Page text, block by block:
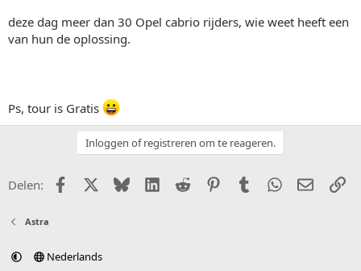
deze dag meer dan 30 Opel cabrio rijders, wie weet heeft een
van hun de oplossing.
Ps, tour is Gratis
Inloggen of registreren om te reageren.
Delen: FacebookX (Twitter)
BlueskyLinkedIn
Reddit PinterestTumblr WhatsApp
E-mail
Astra
Nederlands